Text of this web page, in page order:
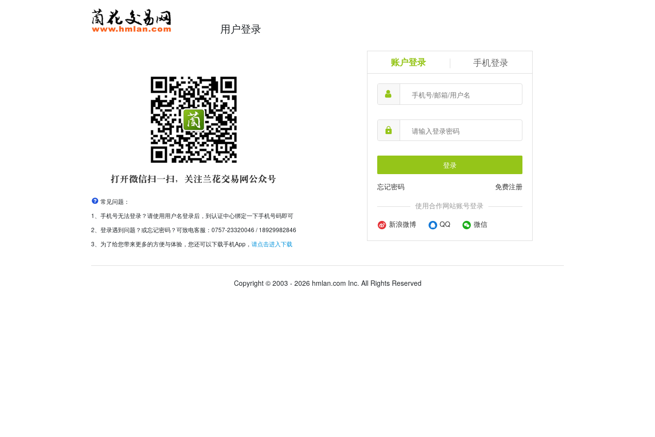
用户登录
常见问题：
1、手机号无法登录？请使用用户名登录后，到认证中心绑定一下手机号码即可
2、登录遇到问题？或忘记密码？可致电客服：0757-23320046 / 18929982846
3、为了给您带来更多的方便与体验，您还可以下载手机App， 请点击进入下载
账户登录 手机登录
登录
免费注册
忘记密码
使用合作网站账号登录
新浪微博
QQ 微信
Copyright © 2003 - 2026 hmlan.com Inc. All Rights Reserved